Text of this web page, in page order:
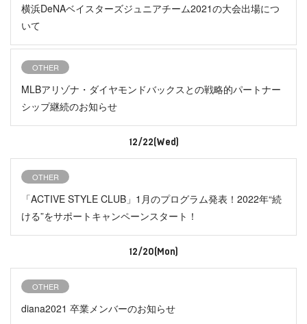
横浜DeNAベイスターズジュニアチーム2021の大会出場につ
いて
OTHER
MLBアリゾナ・ダイヤモンドバックスとの戦略的パートナー
シップ継続のお知らせ
12/22(Wed)
OTHER
「ACTIVE STYLE CLUB」1月のプログラム発表！2022年“続
ける”をサポートキャンペーンスタート！
12/20(Mon)
OTHER
diana2021 卒業メンバーのお知らせ